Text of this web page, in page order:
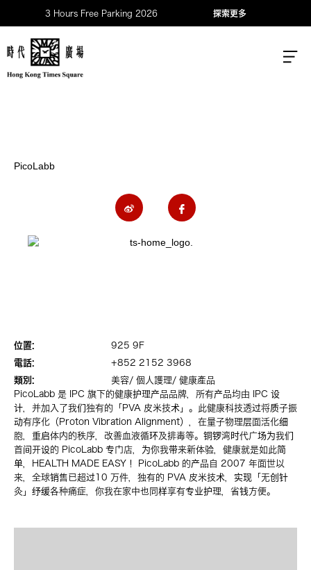
3 Hours Free Parking 2026 探索更多
PicoLabb
位置:
925 9F
電話:
+852 2152 3968
類別:
美容/ 個人護理/ 健康產品
PicoLabb 是 IPC 旗下的健康护理产品品牌，所有产品均由 IPC 设
计，并加入了我们独有的「PVA 皮米技术」。此健康科技透过将质子振
动有序化（Proton Vibration Alignment），在量子物理层面活化细
胞，重启体内的秩序，改善血液循环及排毒等。铜锣湾时代广场为我们
首间开设的 PicoLabb 专门店，为你我带来新体验，健康就是如此简
单，HEALTH MADE EASY！ PicoLabb 的产品自 2007 年面世以
来，全球销售已超过10 万件，独有的 PVA 皮米技术，实现「无创针
灸」纾缓各种痛症，你我在家中也同样享有专业护理，省钱方便。